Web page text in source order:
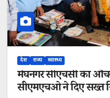
देश राज्य स्वास्थ्य
मेघनगर सीएचसी का
सीएमएचओ ने दिए सख्त